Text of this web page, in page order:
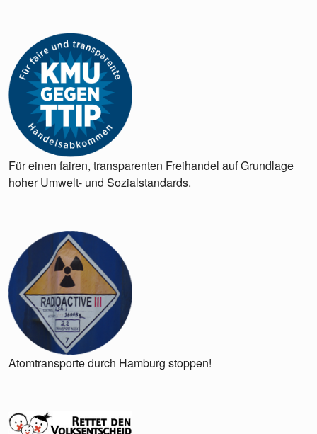
Für einen fairen, transparenten Freihandel auf Grundlage
hoher Umwelt- und Sozialstandards.
Atomtransporte durch Hamburg stoppen!